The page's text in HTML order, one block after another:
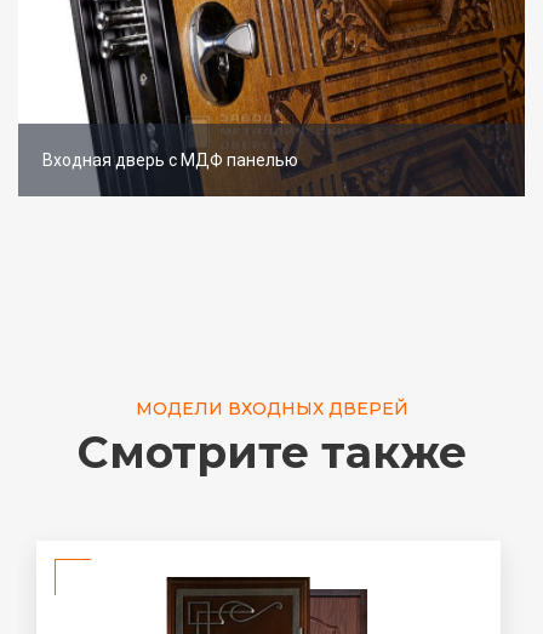
Входная дверь с МДФ панелью
МОДЕЛИ ВХОДНЫХ ДВЕРЕЙ
Смотрите также